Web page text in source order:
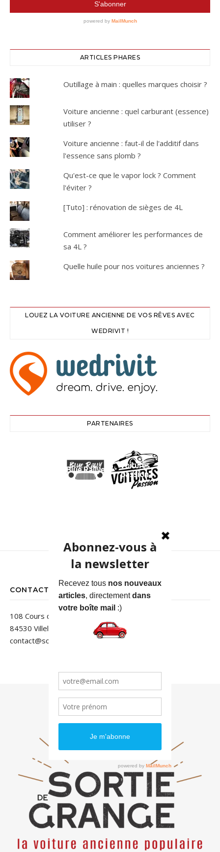
ARTICLES PHARES
Outillage à main : quelles marques choisir ?
Voiture ancienne : quel carburant (essence)
utiliser ?
Voiture ancienne : faut-il de l'additif dans
l'essence sans plomb ?
Qu'est-ce que le vapor lock ? Comment
l'éviter ?
[Tuto] : rénovation de sièges de 4L
Comment améliorer les performances de
sa 4L ?
Quelle huile pour nos voitures anciennes ?
LOUEZ LA VOITURE ANCIENNE DE VOS RÊVES AVEC
WEDRIVIT !
PARTENAIRES
Blue Rallye
Voitures
passion
CONTACT
108 Cours des Jardins
84530 Villelaure
contact@sortiedegrange.com